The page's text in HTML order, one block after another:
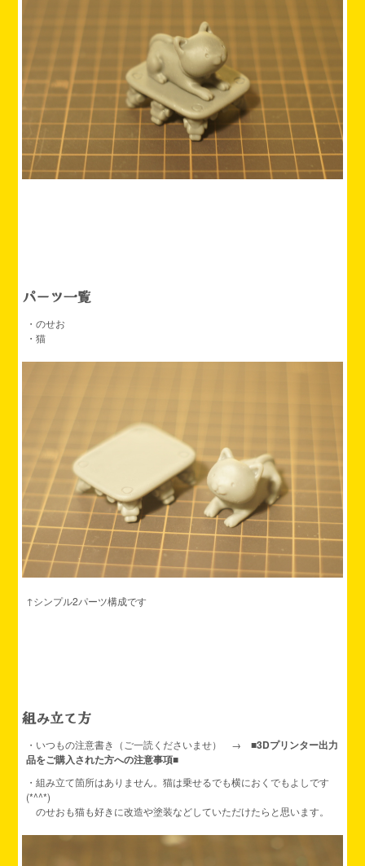
パーツ一覧
・のせお
・猫
↑シンプル2パーツ構成です
組み立て方
・いつもの注意書き（ご一読くださいませ） →■3Dプリンター出力
品をご購入された方への注意事項■
・組み立て箇所はありません。猫は乗せるでも横におくでもよしです
(*^^*)
のせおも猫も好きに改造や塗装などしていただけたらと思います。